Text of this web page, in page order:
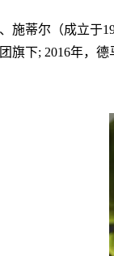
施蒂尔（成立
旗下; 2016年，